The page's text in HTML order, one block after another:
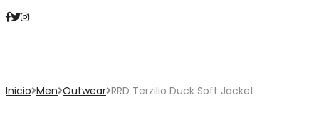
Inicio Men Outwear RRD Terzilio Duck Soft Jacket